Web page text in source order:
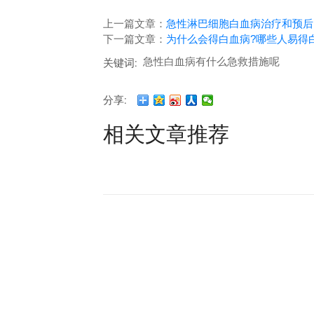
上一篇文章： 急性淋巴细胞白血病治疗和预后
下一篇文章： 为什么会得白血病?哪些人易得
关键词: 急性白血病有什么急救措施呢
分享:
相关文章推荐